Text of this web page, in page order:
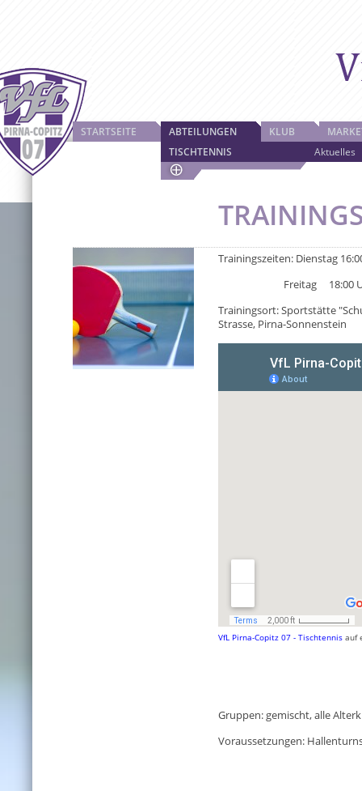
STARTSEITE
ABTEILUNGEN
TISCHTENNIS
Aktuelles
KLUB
Trainingszeiten: Dienstag
Freitag 18:00 Uhr
Trainingsort: Sportstätte
Strasse, Pirna-Sonnenstein
VfL Pirna-Copitz 07 - Tischtennis auf
Gruppen: gemischt, alle
Voraussetzungen: